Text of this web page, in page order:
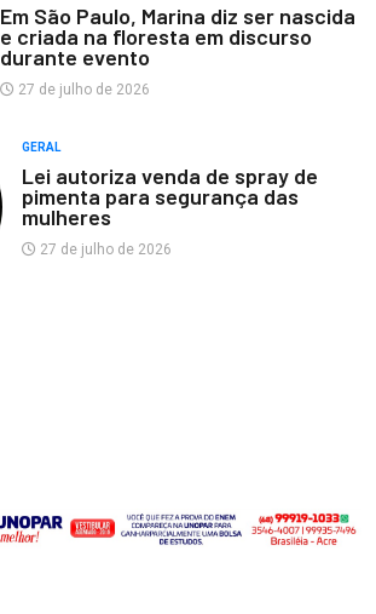
Em São Paulo, Marina diz ser nascida
e criada na floresta em discurso
durante evento
27 de julho de 2026
GERAL
Lei autoriza venda de spray de
pimenta para segurança das
mulheres
27 de julho de 2026